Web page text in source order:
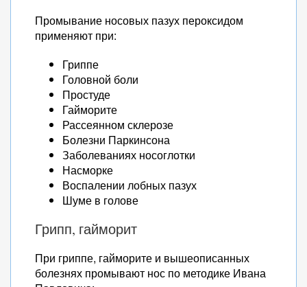
Промывание носовых пазух пероксидом
применяют при:
Гриппе
Головной боли
Простуде
Гайморите
Рассеянном склерозе
Болезни Паркинсона
Заболеваниях носоглотки
Насморке
Воспалении лобных пазух
Шуме в голове
Грипп, гайморит
При гриппе, гайморите и вышеописанных
болезнях промывают нос по методике Ивана